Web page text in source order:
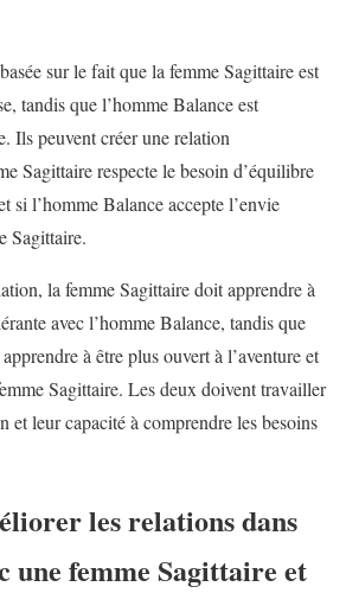
sur le fait que la femme Sagittaire est
tandis que l’homme Balance est
Ils peuvent créer une relation
Sagittaire respecte le besoin d’équilibre
si l’homme Balance accepte l’envie
Sagittaire.
la femme Sagittaire doit apprendre à
avec l’homme Balance, tandis que
à être plus ouvert à l’aventure et
Sagittaire. Les deux doivent travailler
et leur capacité à comprendre les besoins
les relations dans
une femme Sagittaire et